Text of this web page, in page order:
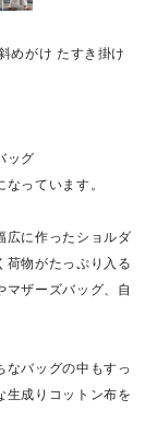
めがけ たすき掛け
ッグ
っています。
広に作ったショルダ
荷物がたっぷり入る
マザーズバッグ、自
なバッグの中もすっ
生成りコットン布を